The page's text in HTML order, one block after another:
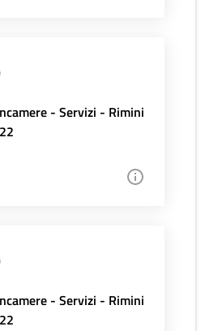
- Servizi - Rimini
- Servizi - Rimini